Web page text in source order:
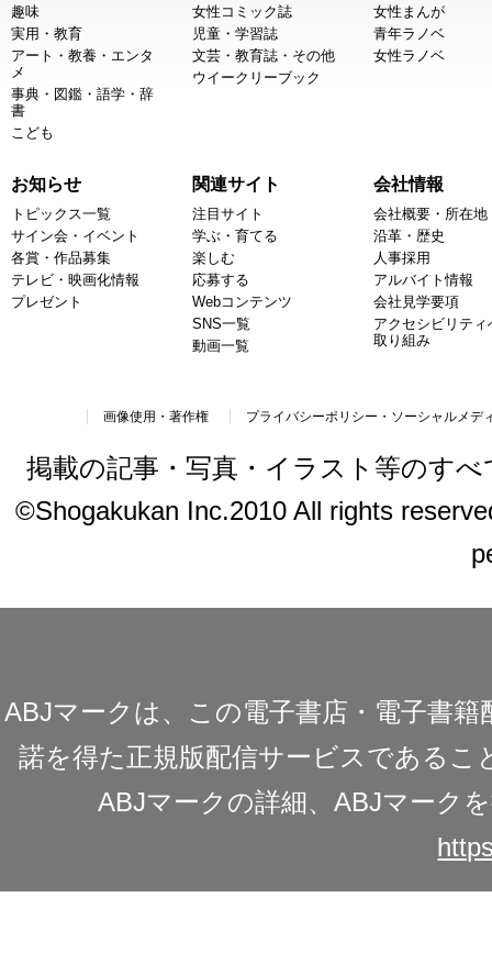
趣味
実用・教育
アート・教養・エンタ
メ
事典・図鑑・語学・辞
書
こども
女性コミック誌
児童・学習誌
文芸・教育誌・その他
ウイークリーブック
女性まんが
青年ラノベ
女性ラノベ
お知らせ
トピックス一覧
サイン会・イベント
各賞・作品募集
テレビ・映画化情報
プレゼント
関連サイト
注目サイト
学ぶ・育てる
楽しむ
応募する
Webコンテンツ
SNS一覧
動画一覧
会社情報
会社概要・所在地
沿革・歴史
人事採用
アルバイト情報
会社見学要項
アクセシビリティ
取り組み
画像使用・著作権 プライバシーポリシー・ソーシャルメデ
掲載の記事・写真・イラスト等のす
©Shogakukan Inc.2010 All rights
ABJマークは、この電子書店・電子書
諾を得た正規版配信サービスであるこ
ABJマークの詳細、ABJマーク